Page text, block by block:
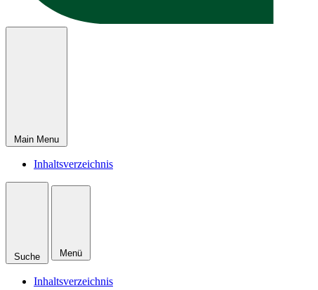
Main Menu
Inhaltsverzeichnis
Suche Menü
Inhaltsverzeichnis